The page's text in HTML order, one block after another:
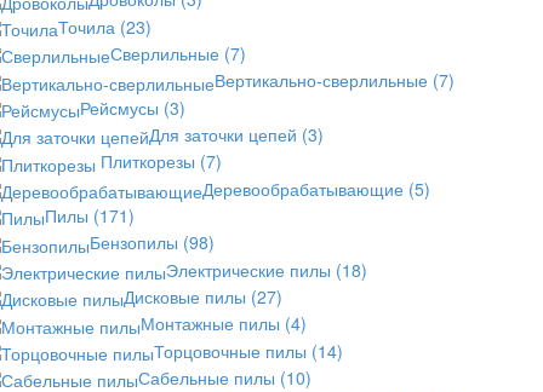
Точила (23)
Сверлильные (7)
Вертикально-сверлильные (7)
Рейсмусы (3)
Для заточки цепей (3)
Плиткорезы (7)
Деревообрабатывающие (5)
Пилы (171)
Бензопилы (98)
Электрические пилы (18)
Дисковые пилы (27)
Монтажные пилы (4)
Торцовочные пилы (14)
Сабельные пилы (10)